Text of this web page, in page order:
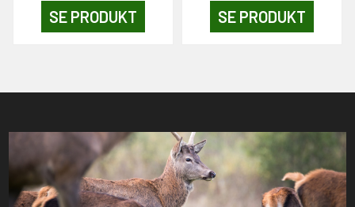
SE PRODUKT SE PRODUKT